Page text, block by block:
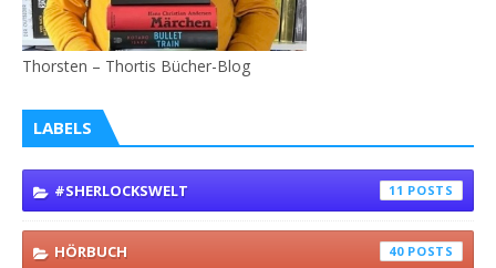
Thorsten – Thortis Bücher-Blog
LABELS
#SHERLOCKSWELT 11
HÖRBUCH 40